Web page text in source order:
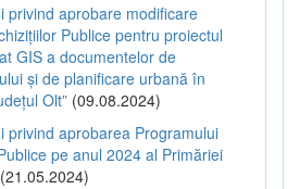
privind aprobare modificare
Publice pentru proiectul
GIS a documentelor de
și de planificare urbană în
Olt” (09.08.2024)
privind aprobarea Programului
pe anul 2024 al Primăriei
(21.05.2024)